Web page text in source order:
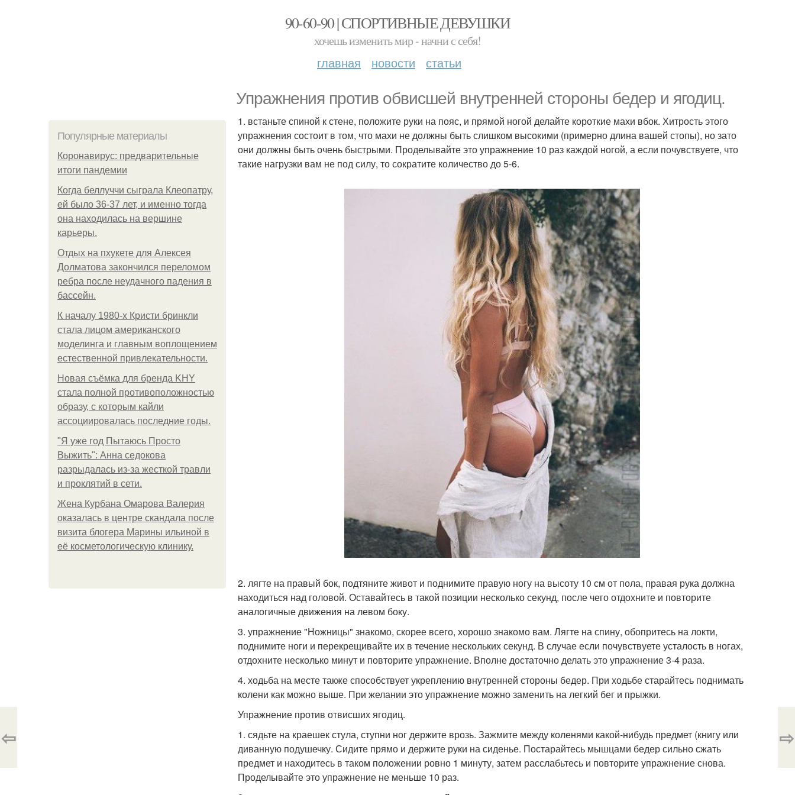
90-60-90 | СПОРТИВНЫЕ ДЕВУШКИ
хочешь изменить мир - начни с себя!
главная новости статьи
Упражнения против обвисшей внутренней стороны бедер и ягодиц.
Популярные материалы
Коронавирус: предварительные
итоги пандемии
Когда беллуччи сыграла Клеопатру,
ей было 36-37 лет, и именно тогда
она находилась на вершине
карьеры.
Отдых на пхукете для Алексея
Долматова закончился переломом
ребра после неудачного падения в
бассейн.
К началу 1980-х Кристи бринкли
стала лицом американского
моделинга и главным воплощением
естественной привлекательности.
Новая съёмка для бренда KHY
стала полной противоположностью
образу, с которым кайли
ассоциировалась последние годы.
"Я уже год Пытаюсь Просто
Выжить": Анна седокова
разрыдалась из-за жесткой травли
и проклятий в сети.
Жена Курбана Омарова Валерия
оказалась в центре скандала после
визита блогера Марины ильиной в
её косметологическую клинику.
1. встаньте спиной к стене, положите руки на пояс, и прямой ногой делайте короткие махи вбок. Хитрость этого
упражнения состоит в том, что махи не должны быть слишком высокими (примерно длина вашей стопы), но зато
они должны быть очень быстрыми. Проделывайте это упражнение 10 раз каждой ногой, а если почувствуете, что
такие нагрузки вам не под силу, то сократите количество до 5-6.
2. лягте на правый бок, подтяните живот и поднимите правую ногу на высоту 10 см от пола, правая рука должна
находиться над головой. Оставайтесь в такой позиции несколько секунд, после чего отдохните и повторите
аналогичные движения на левом боку.
3. упражнение "Ножницы" знакомо, скорее всего, хорошо знакомо вам. Лягте на спину, обопритесь на локти,
поднимите ноги и перекрещивайте их в течение нескольких секунд. В случае если почувствуете усталость в ногах,
отдохните несколько минут и повторите упражнение. Вполне достаточно делать это упражнение 3-4 раза.
4. ходьба на месте также способствует укреплению внутренней стороны бедер. При ходьбе старайтесь поднимать
колени как можно выше. При желании это упражнение можно заменить на легкий бег и прыжки.
Упражнение против отвисших ягодиц.
1. сядьте на краешек стула, ступни ног держите врозь. Зажмите между коленями какой-нибудь предмет (книгу или
диванную подушечку. Сидите прямо и держите руки на сиденье. Постарайтесь мышцами бедер сильно сжать
предмет и находитесь в таком положении ровно 1 минуту, затем расслабьтесь и повторите упражнение снова.
Проделывайте это упражнение не меньше 10 раз.
⇦ ⇨